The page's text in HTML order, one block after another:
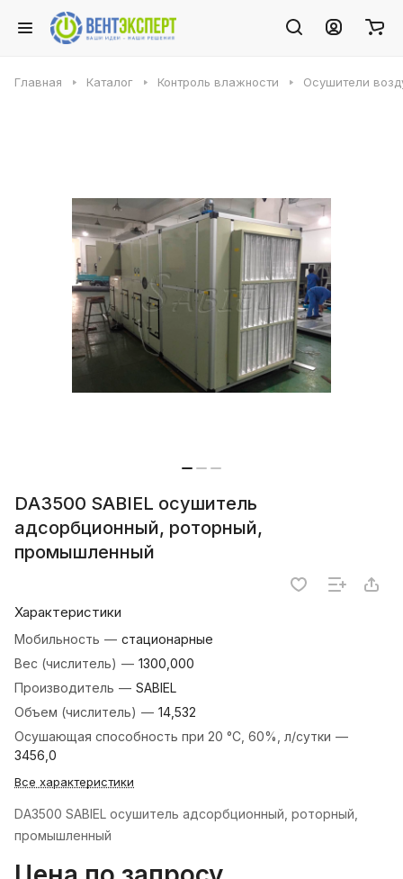
Главная Каталог Контроль влажности Осушители
DА3500 SABIEL осушитель
адсорбционный, роторный,
промышленный
Характеристики
Мобильность — стационарные
Вес (числитель) — 1300,000
Производитель — SABIEL
Объем (числитель) — 14,532
Осушающая способность при 20 °С, 60%, л/сутки —
3456,0
Все характеристики
DА3500 SABIEL осушитель адсорбционный, роторный,
промышленный